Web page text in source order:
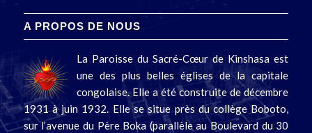
A PROPOS DE NOUS
La Paroisse du Sacré-Cœur de Kinshasa est
une des plus belles églises de la capitale
congolaise. Elle a été construite de décembre
1931 à juin 1932. Elle se situe près du collège Boboto,
sur l’avenue du Père Boka (parallèle au Boulevard du 30